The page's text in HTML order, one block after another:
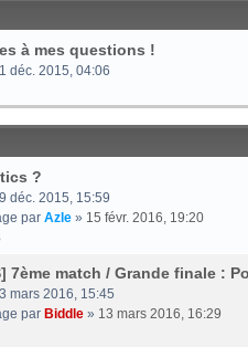
à mes questions !
déc. 2015, 04:06
?
déc. 2015, 15:59
par Azle » 15 févr. 2016, 19:20
7ème match / Grande finale :
mars 2016, 15:45
par Biddle » 13 mars 2016, 16:29